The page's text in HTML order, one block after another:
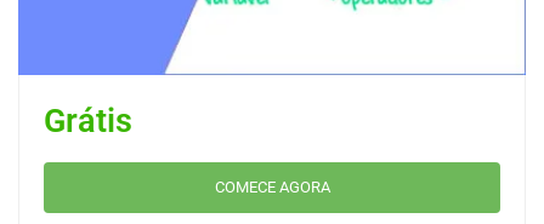
Grátis
COMECE AGORA